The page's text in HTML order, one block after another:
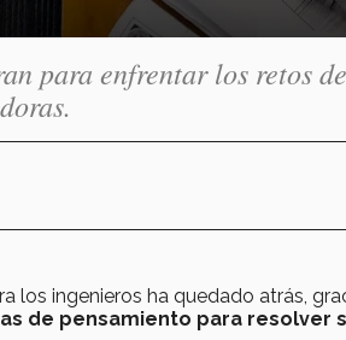
para enfrentar los retos
los ingenieros ha quedado atrás,
de pensamiento para resolver